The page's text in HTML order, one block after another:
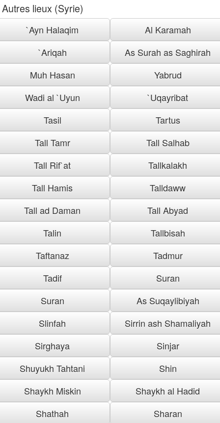
Autres lieux (Syrie)
`Ayn Halaqim
Al Karamah
`Ariqah
As Surah as Saghirah
Muh Hasan
Yabrud
Wadi al `Uyun
`Uqayribat
Tasil
Tartus
Tall Tamr
Tall Salhab
Tall Rif`at
Tallkalakh
Tall Hamis
Talldaww
Tall ad Daman
Tall Abyad
Talin
Tallbisah
Taftanaz
Tadmur
Tadif
Suran
Suran
As Suqaylibiyah
Slinfah
Sirrin ash Shamaliyah
Sirghaya
Sinjar
Shuyukh Tahtani
Shin
Shaykh Miskin
Shaykh al Hadid
Shathah
Sharan